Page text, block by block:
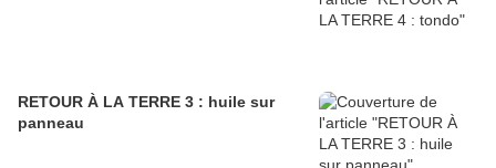
RETOUR À LA TERRE 3 : huile sur
panneau